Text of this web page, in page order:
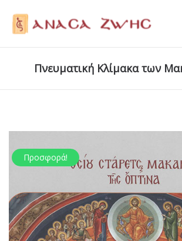
Πνευματική Κλίμακα των
Προσφορά!